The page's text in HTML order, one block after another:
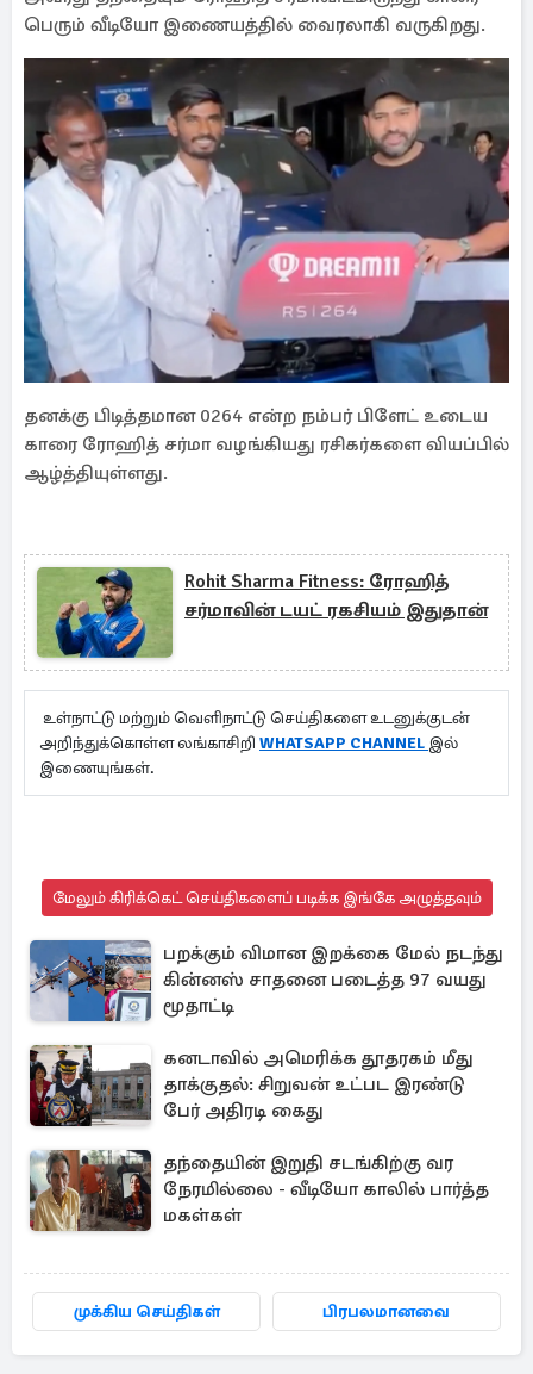
பெரும் வீடியோ இணையத்தில் வைரலாகி வருகிறது.
தனக்கு பிடித்தமான 0264 என்ற நம்பர் பிளேட் உடைய
காரை ரோஹித் சர்மா வழங்கியது ரசிகர்களை வியப்பில்
ஆழ்த்தியுள்ளது.
Rohit Sharma Fitness: ரோஹித்
சர்மாவின் டயட் ரகசியம் இதுதான்
உள்நாட்டு மற்றும் வெளிநாட்டு செய்திகளை உடனுக்குடன்
அறிந்துக்கொள்ள லங்காசிறி WHATSAPP CHANNEL இல்
இணையுங்கள்.
மேலும் கிரிக்கெட் செய்திகளைப் படிக்க இங்கே அழுத்தவும்
பறக்கும் விமான இறக்கை மேல் நடந்து
கின்னஸ் சாதனை படைத்த 97 வயது
மூதாட்டி
கனடாவில் அமெரிக்க தூதரகம் மீது
தாக்குதல்: சிறுவன் உட்பட இரண்டு
பேர் அதிரடி கைது
தந்தையின் இறுதி சடங்கிற்கு வர
நேரமில்லை - வீடியோ காலில் பார்த்த
மகள்கள்
முக்கிய செய்திகள் பிரபலமானவை